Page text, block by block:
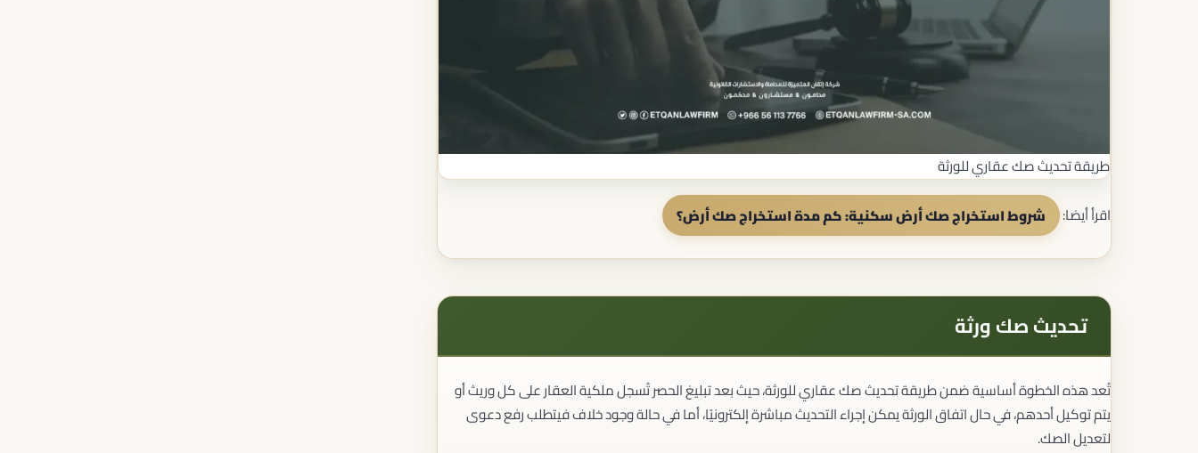
طريقة تحديث صك عقاري للورثة
اقرأ أيضا:
شروط استخراج صك أرض سكنية: كم مدة استخراج صك أرض؟
تحديث صك ورثة
تُعد هذه الخطوة أساسية ضمن طريقة تحديث صك عقاري للورثة، حيث بعد تبليغ الحصر تُسجل ملكية العقار على كل وريث أو
يتم توكيل أحدهم، في حال اتفاق الورثة يمكن إجراء التحديث مباشرة إلكترونيًا، أما في حالة وجود خلاف فيتطلب رفع دعوى
لتعديل الصك.